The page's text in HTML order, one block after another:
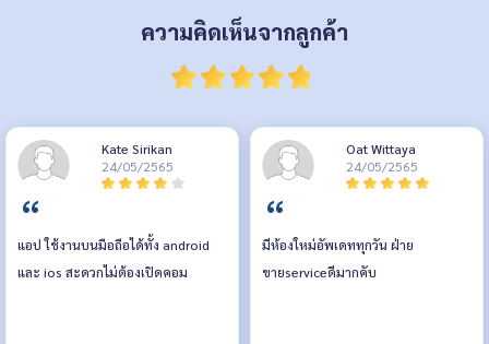
ความคิดเห็นจากลูกค้า
Kate Sirikan
24/05/2565
แอป ใช้งานบนมือถือได้ทั้ง android
และ ios สะดวกไม่ต้องเปิดคอม
Oat Wittaya
24/05/2565
มีห้องใหม่อัพเดททุกวัน ฝ่าย
ขายserviceดีมากคับ